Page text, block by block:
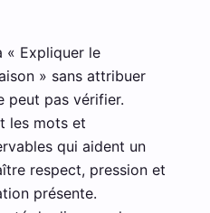
« Expliquer le
» sans attribuer
peut pas vérifier.
les mots et
qui aident un
respect, pression et
présente.